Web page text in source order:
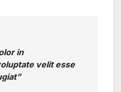
in
velit esse